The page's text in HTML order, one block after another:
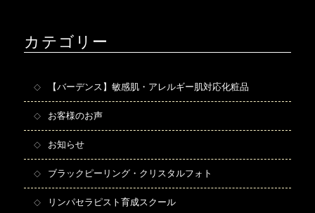
カテゴリー
【バーデンス】敏感肌・アレルギー肌対応化粧品
お客様のお声
お知らせ
ブラックピーリング・クリスタルフォト
リンパセラピスト育成スクール